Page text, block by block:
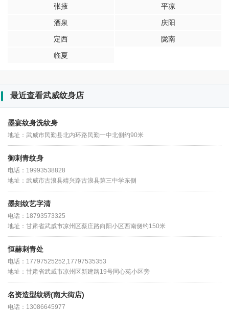
张掖
平凉
酒泉
庆阳
定西
陇南
临夏
最近查看武威纹身店
墨宴纹身洗纹身
地址：武威市民勤县北内环路民勤一中北侧约90米
御刺青纹身
电话：19993538828
地址：武威市古浪县靖兴路古浪县第三中学东侧
墨刻纹艺字清
电话：18793573325
地址：甘肃省武威市凉州区蔡庄路向阳小区西南侧约150米
恒赫刺青处
电话：17797525252,17797535353
地址：甘肃省武威市凉州区新建路19号同心苑小区旁
名资造型纹绣(南大街店)
电话：13086645977